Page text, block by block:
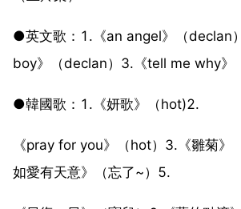
●英文歌：1.《an angel》（declan
boy》（declan）3.《tell me why》
●韓國歌：1.《妍歌》（hot)2.
《pray for you》（hot）3.《雛菊》
如愛有天意》（忘了~）5.